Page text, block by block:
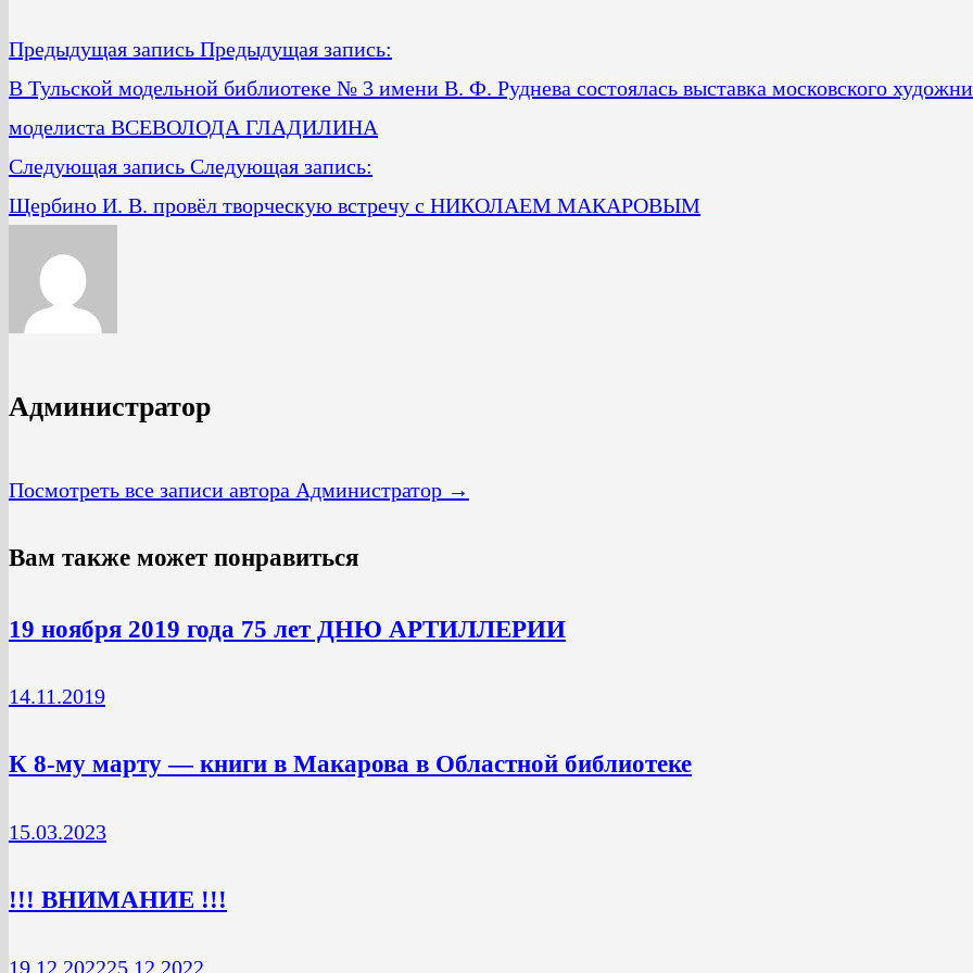
Предыдущая запись Предыдущая запись:
В Тульской модельной библиотеке № 3 имени В. Ф. Руднева состоялась выставка московского
моделиста ВСЕВОЛОДА ГЛАДИЛИНА
Следующая запись Следующая запись:
Щербино И. В. провёл творческую встречу с НИКОЛАЕМ МАКАРОВЫМ
Администратор
Посмотреть все записи автора Администратор →
Вам также может понравиться
19 ноября 2019 года 75 лет ДНЮ АРТИЛЛЕРИИ
14.11.2019
К 8-му марту — книги в Макарова в Областной библиотеке
15.03.2023
!!! ВНИМАНИЕ !!!
19.12.202225.12.2022